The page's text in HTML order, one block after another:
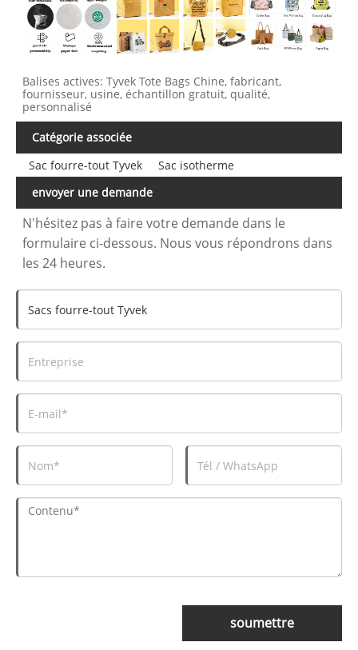
Balises actives: Tyvek Tote Bags Chine, fabricant,
fournisseur, usine, échantillon gratuit, qualité,
personnalisé
Catégorie associée
Sac fourre-tout Tyvek
Sac isotherme
envoyer une demande
N'hésitez pas à faire votre demande dans le
formulaire ci-dessous. Nous vous répondrons dans
les 24 heures.
soumettre